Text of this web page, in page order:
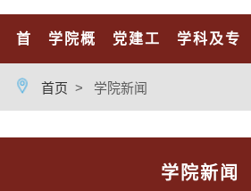
首页 学院概况 党建工作 学科及专业
首页 > 学院新闻
学院新闻